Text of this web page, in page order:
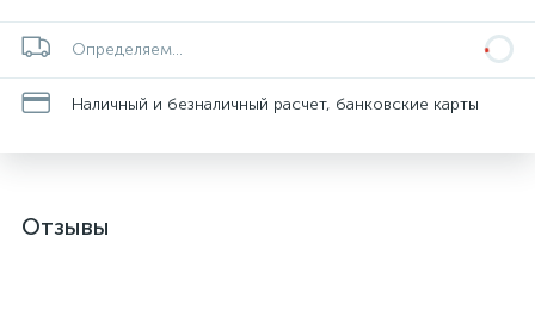
Определяем...
Наличный и безналичный расчет, банковские карты
Отзывы